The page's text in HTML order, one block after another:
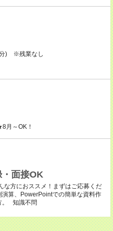
分) ※残業なし
月～OK！
面接OK
な方におススメ！まずはご応募くだ
算、PowerPointでの簡単な資料作
。 知識不問